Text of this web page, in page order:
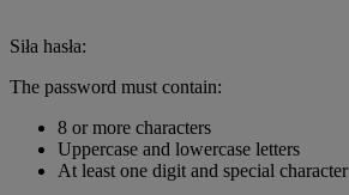
Siła hasła:
The password must contain:
8 or more characters
Uppercase and lowercase letters
At least one digit and special character